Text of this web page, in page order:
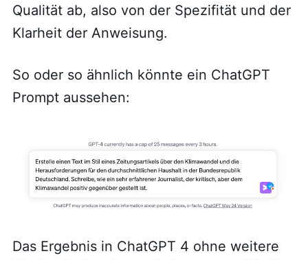
Qualität ab, also von der Spezifität und der
Klarheit der Anweisung.
So oder so ähnlich könnte ein ChatGPT
Prompt aussehen:
Das Ergebnis in ChatGPT 4 ohne weitere